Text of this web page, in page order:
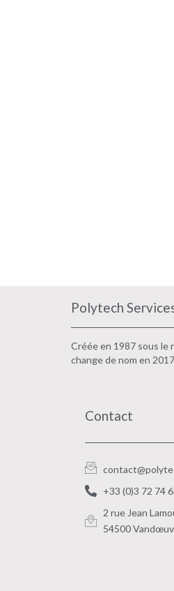
Polytech
Créée en 1987 sous le
change de nom en
Contact
+33 (0)3 72 74
2 rue Jean
54500